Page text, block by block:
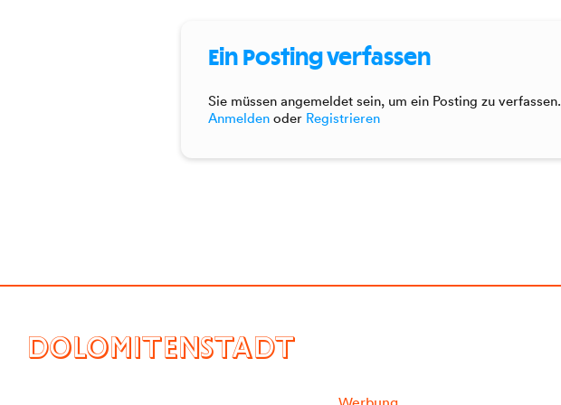
Ein Posting verfassen
Sie müssen angemeldet sein, um ein Posting zu verfassen.
Anmelden oder Registrieren
DOLOMITENSTADT